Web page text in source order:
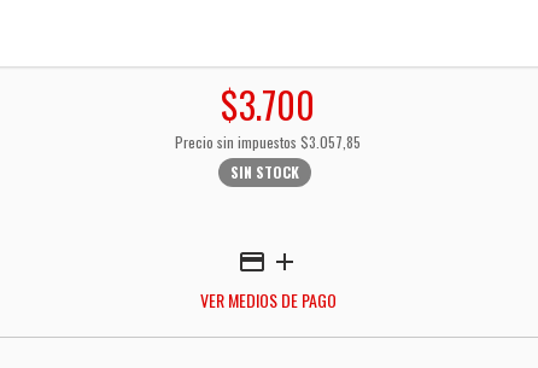
$3.700
Precio sin impuestos $3.057,85
SIN STOCK
VER MEDIOS DE PAGO